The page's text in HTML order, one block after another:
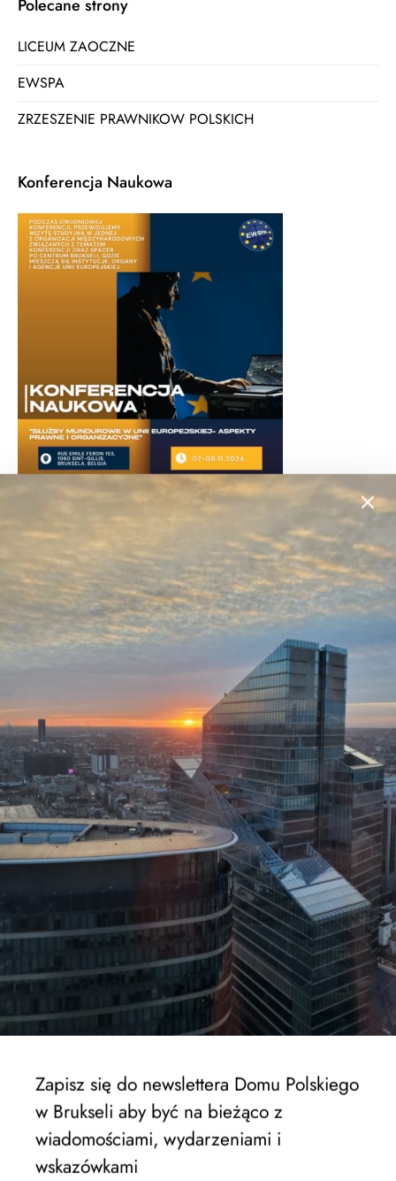
Polecane strony
LICEUM ZAOCZNE
EWSPA
ZRZESZENIE PRAWNIKOW POLSKICH
Konferencja Naukowa
#STUDIUJBEZPIECZNIE
Zapisz się do newslettera Domu Polskiego
w Brukseli aby być na bieżąco z
wiadomościami, wydarzeniami i
wskazówkami